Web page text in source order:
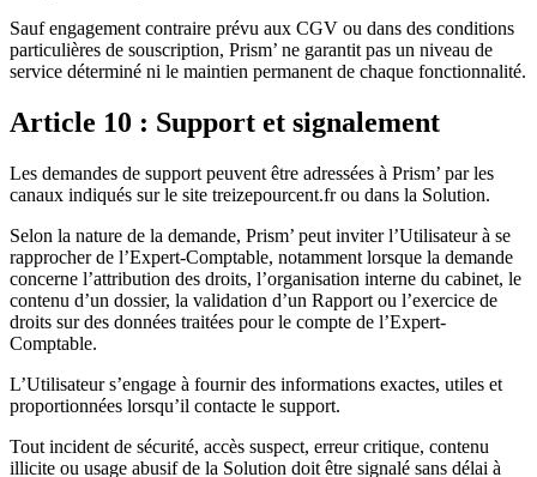
Sauf engagement contraire prévu aux CGV ou dans des conditions
particulières de souscription, Prism’ ne garantit pas un niveau de
service déterminé ni le maintien permanent de chaque fonctionnalité.
Article 10 : Support et signalement
Les demandes de support peuvent être adressées à Prism’ par les
canaux indiqués sur le site treizepourcent.fr ou dans la Solution.
Selon la nature de la demande, Prism’ peut inviter l’Utilisateur à se
rapprocher de l’Expert-Comptable, notamment lorsque la demande
concerne l’attribution des droits, l’organisation interne du cabinet, le
contenu d’un dossier, la validation d’un Rapport ou l’exercice de
droits sur des données traitées pour le compte de l’Expert-
Comptable.
L’Utilisateur s’engage à fournir des informations exactes, utiles et
proportionnées lorsqu’il contacte le support.
Tout incident de sécurité, accès suspect, erreur critique, contenu
illicite ou usage abusif de la Solution doit être signalé sans délai à